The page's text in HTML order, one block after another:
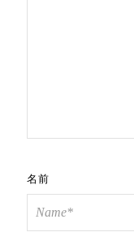
名前